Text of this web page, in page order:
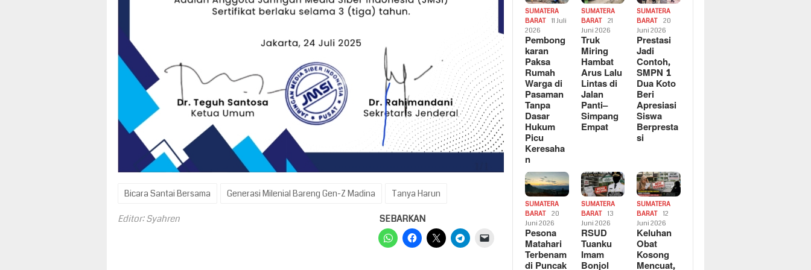
Bicara Santai Bersama Generasi Milenial Bareng Gen-Z Madina Tanya Harun
Editor: Syahren SEBARKAN
SUMATERA
BARAT
11 Juli
2026
Pembong
karan
Paksa
Rumah
Warga di
Pasaman
Tanpa
Dasar
Hukum
Picu
Keresaha
n
SUMATERA
BARAT
21
Juni 2026
Truk
Miring
Hambat
Arus Lalu
Lintas di
Jalan
Panti–
Simpang
Empat
SUMATERA
BARAT
20
Juni 2026
Prestasi
Jadi
Contoh,
SMPN 1
Dua Koto
Beri
Apresiasi
Siswa
Berpresta
si
SUMATERA
BARAT
20
Juni 2026
Pesona
Matahari
Terbenam
di Puncak
SUMATERA
BARAT
13
Juni 2026
RSUD
Tuanku
Imam
Bonjol
SUMATERA
BARAT
12
Juni 2026
Keluhan
Obat
Kosong
Mencuat,